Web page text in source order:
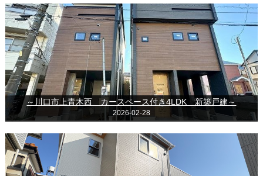
～川口市上青木西 カースペース付き4LDK 新築戸建～
2026-02-28